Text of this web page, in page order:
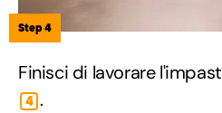
Step 4
Finisci di lavorare
4 .